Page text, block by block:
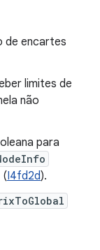
de encartes
limites de
não
para
(I4fd2d).